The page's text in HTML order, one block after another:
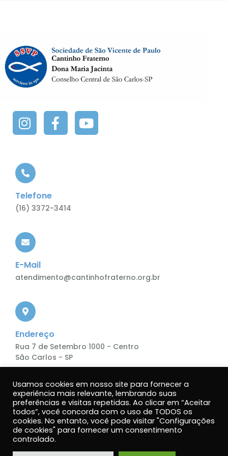
Telefone
(16) 3372-3414
E-Mail
atendimento@cantinhofraterno.org.br
Endereço
Rua 7 de Setembro 1000 - Centro
São Carlos - SP
Política de Privacidade.
Usamos cookies em nosso site para fornecer a
experiência mais relevante, lembrando suas
preferências e visitas repetidas. Ao clicar em “Aceitar
todos”, você concorda com o uso de TODOS os
cookies. No entanto, você pode visitar "Configurações
de cookies" para fornecer um consentimento
controlado.